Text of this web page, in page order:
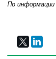
По информации